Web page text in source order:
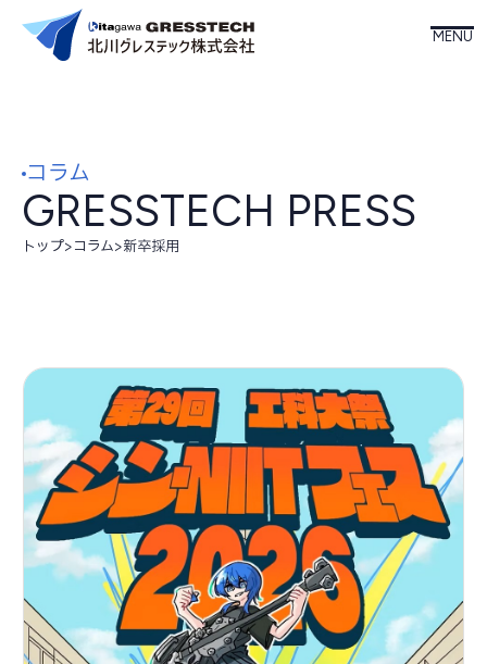
北川グレステックについて
事業内容
お知らせ
コラム
コラム
GRESSTECH PRESS
トップ>コラム>新卒採用